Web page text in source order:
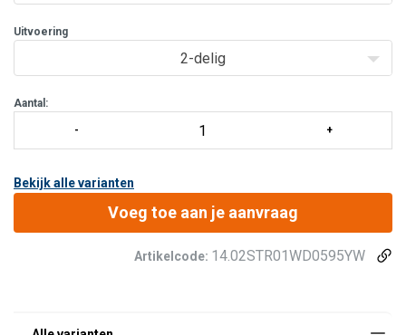
Uitvoering
2-delig
Aantal:
Bekijk alle varianten
Voeg toe aan je aanvraag
Artikelcode: 14.02STR01WD0595YW